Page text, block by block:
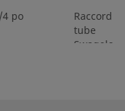
4 po
Raccord
tube